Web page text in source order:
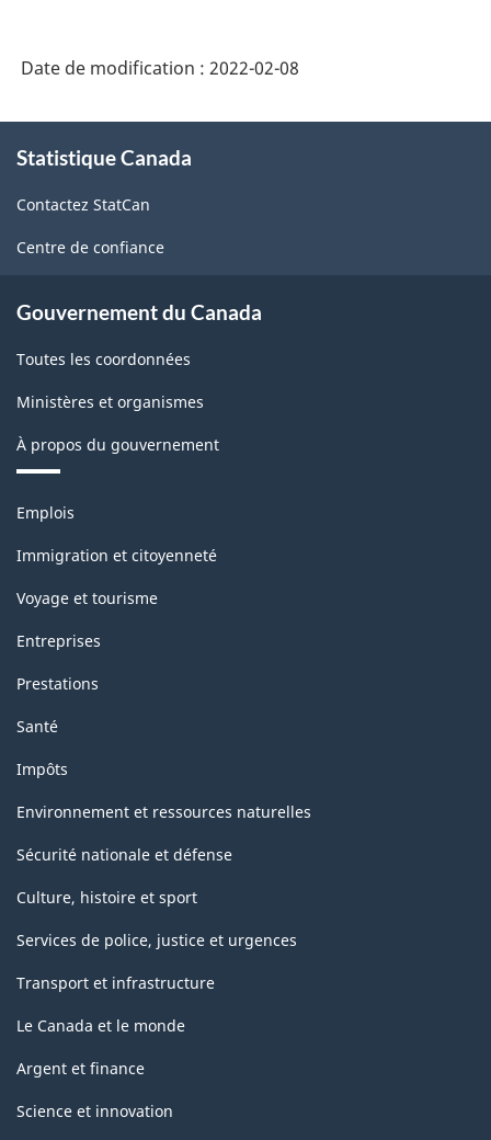
Date de modification : 2022-02-08
propos
ce
site
Statistique Canada
Contactez StatCan
Centre de confiance
Gouvernement du Canada
Toutes les coordonnées
Ministères et organismes
À propos du gouvernement
Thèmes
sujets
Emplois
Immigration et citoyenneté
Voyage et tourisme
Entreprises
Prestations
Santé
Impôts
Environnement et ressources naturelles
Sécurité nationale et défense
Culture, histoire et sport
Services de police, justice et urgences
Transport et infrastructure
Le Canada et le monde
Argent et finance
Science et innovation